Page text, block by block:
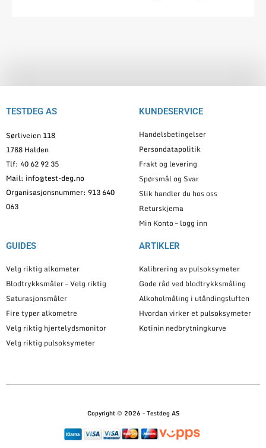
TESTDEG AS
Sørliveien 118
1788 Halden
Tlf: 40 62 92 35
Mail: info@test-deg.no
Organisasjonsnummer: 913 640
063
KUNDESERVICE
Handelsbetingelser
Persondatapolitik
Frakt og levering
Spørsmål og Svar
Slik handler du hos oss
Returskjema
Min Konto – logg inn
GUIDES
Velg riktig alkometer
Blodtrykksmåler – Velg riktig
Saturasjonsmåler
Fire typer alkometre
Velg riktig hjertelydsmonitor
Velg riktig pulsoksymeter
ARTIKLER
Kalibrering av pulsoksymeter
Gode råd ved blodtrykksmåling
Alkoholmåling i utåndingsluften
Hvordan virker et pulsoksymeter
Kotinin nedbrytningkurve
Copyright © 2026 – Testdeg AS